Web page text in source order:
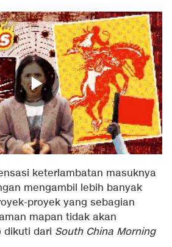
keterlambatan masuknya
mengambil lebih banyak
proyek yang sebagian
mapan tidak akan
dikuti dari South China Morning